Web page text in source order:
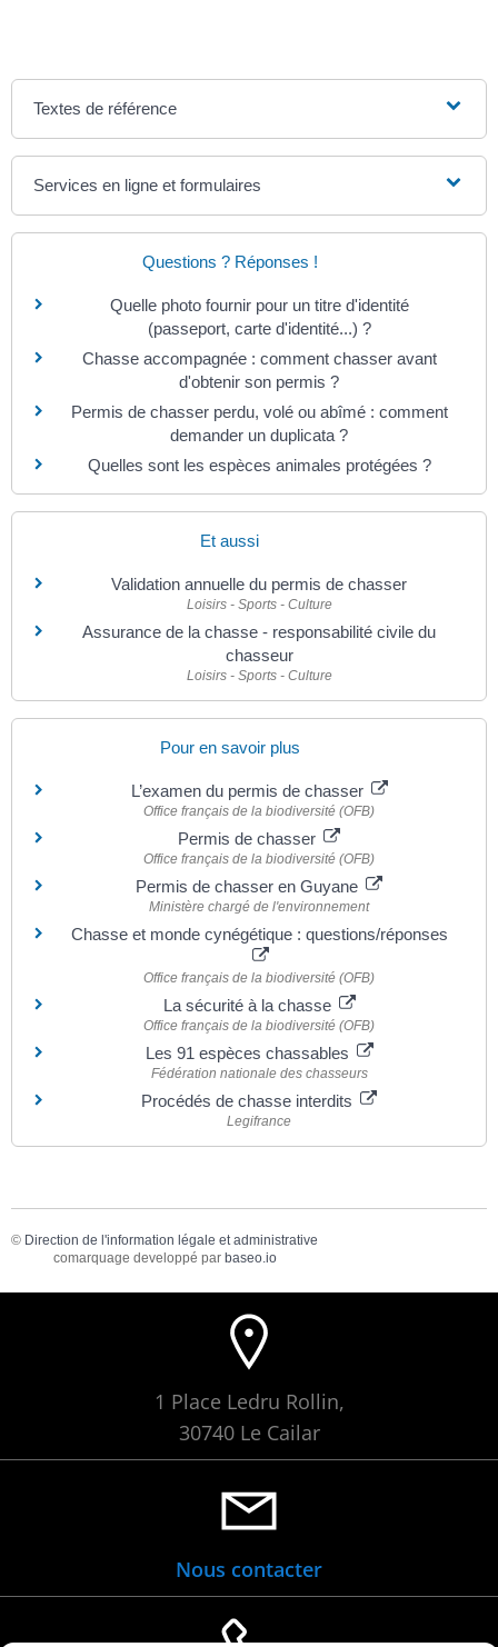
Textes de référence
Services en ligne et formulaires
Questions ? Réponses !
Quelle photo fournir pour un titre d'identité
(passeport, carte d'identité...) ?
Chasse accompagnée : comment chasser avant
d'obtenir son permis ?
Permis de chasser perdu, volé ou abîmé : comment
demander un duplicata ?
Quelles sont les espèces animales protégées ?
Et aussi
Validation annuelle du permis de chasser
Loisirs - Sports - Culture
Assurance de la chasse - responsabilité civile du
chasseur
Loisirs - Sports - Culture
Pour en savoir plus
L’examen du permis de chasser
Office français de la biodiversité (OFB)
Permis de chasser
Office français de la biodiversité (OFB)
Permis de chasser en Guyane
Ministère chargé de l'environnement
Chasse et monde cynégétique : questions/réponses
Office français de la biodiversité (OFB)
La sécurité à la chasse
Office français de la biodiversité (OFB)
Les 91 espèces chassables
Fédération nationale des chasseurs
Procédés de chasse interdits
Legifrance
© Direction de l'information légale et administrative
comarquage developpé par baseo.io
1 Place Ledru Rollin,
30740 Le Cailar
Nous contacter